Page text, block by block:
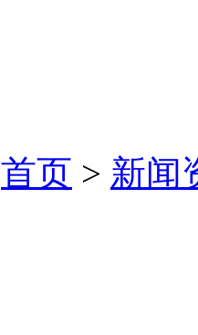
首页 > 新闻